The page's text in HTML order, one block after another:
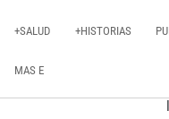
+SALUD +HISTORIAS
MAS E